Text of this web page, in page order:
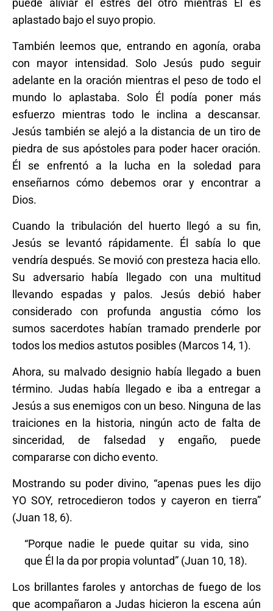
puede aliviar el estrés del otro mientras Él es
aplastado bajo el suyo propio.
También leemos que, entrando en agonía, oraba
con mayor intensidad. Solo Jesús pudo seguir
adelante en la oración mientras el peso de todo el
mundo lo aplastaba. Solo Él podía poner más
esfuerzo mientras todo le inclina a descansar.
Jesús también se alejó a la distancia de un tiro de
piedra de sus apóstoles para poder hacer oración.
Él se enfrentó a la lucha en la soledad para
enseñarnos cómo debemos orar y encontrar a
Dios.
Cuando la tribulación del huerto llegó a su fin,
Jesús se levantó rápidamente. Él sabía lo que
vendría después. Se movió con presteza hacia ello.
Su adversario había llegado con una multitud
llevando espadas y palos. Jesús debió haber
considerado con profunda angustia cómo los
sumos sacerdotes habían tramado prenderle por
todos los medios astutos posibles (Marcos 14, 1).
Ahora, su malvado designio había llegado a buen
término. Judas había llegado e iba a entregar a
Jesús a sus enemigos con un beso. Ninguna de las
traiciones en la historia, ningún acto de falta de
sinceridad, de falsedad y engaño, puede
compararse con dicho evento.
Mostrando su poder divino, “apenas pues les dijo
YO SOY, retrocedieron todos y cayeron en tierra”
(Juan 18, 6).
“Porque nadie le puede quitar su vida, sino
que Él la da por propia voluntad” (Juan 10, 18).
Los brillantes faroles y antorchas de fuego de los
que acompañaron a Judas hicieron la escena aún